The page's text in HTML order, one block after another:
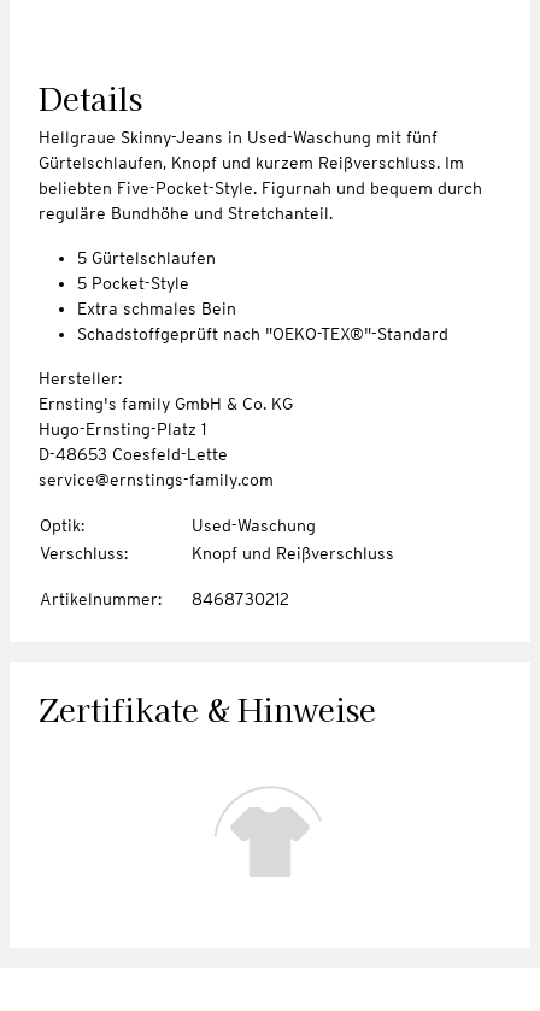
Details
Hellgraue Skinny-Jeans in Used-Waschung mit fünf
Gürtelschlaufen, Knopf und kurzem Reißverschluss. Im
beliebten Five-Pocket-Style. Figurnah und bequem durch
reguläre Bundhöhe und Stretchanteil.
5 Gürtelschlaufen
5 Pocket-Style
Extra schmales Bein
Schadstoffgeprüft nach "OEKO-TEX®"-Standard
Hersteller:
Ernsting's family GmbH & Co. KG
Hugo-Ernsting-Platz 1
D-48653 Coesfeld-Lette
service@ernstings-family.com
Optik:
Used-Waschung
Verschluss: Knopf und Reißverschluss
Artikelnummer: 8468730212
Zertifikate & Hinweise